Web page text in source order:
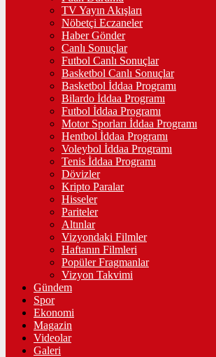
TV Yayın Akışları
Nöbetçi Eczaneler
Haber Gönder
Canlı Sonuçlar
Futbol Canlı Sonuçlar
Basketbol Canlı Sonuçlar
Basketbol İddaa Programı
Bilardo İddaa Programı
Futbol İddaa Programı
Motor Sporları İddaa Programı
Hentbol İddaa Programı
Voleybol İddaa Programı
Tenis İddaa Programı
Dövizler
Kripto Paralar
Hisseler
Pariteler
Altınlar
Vizyondaki Filmler
Haftanın Filmleri
Popüler Fragmanlar
Vizyon Takvimi
Gündem
Spor
Ekonomi
Magazin
Videolar
Galeri